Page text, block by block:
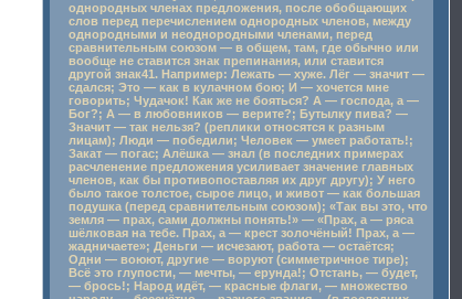
однородных членах предложения, после обобщающих
слов перед перечислением однородных членов, между
однородными и неоднородными членами, перед
сравнительным союзом — в общем, там, где обычно или
вообще не ставится знак препинания, или ставится
другой знак41. Например: Лежать — хуже. Лёг — значит —
сдался; Это — как в кулачном бою; И — хочется мне
говорить; Чудачок! Как же не бояться? А — господа, а —
Бог?; А — в любовников — верите?; Бутылку пива? —
Значит — так нельзя? (реплики относятся к разным
лицам); Люди — победили; Человек — умеет работать!;
Закат — погас; Алёшка — знал (в последних примерах
расчленение предложения усиливает значение главных
членов, как бы противопоставляя их друг другу); У него
было такое толстое, сырое лицо, и живот — как большая
подушка (перед сравнительным союзом); «Так вы это, что
земля — прах, сами должны понять!» — «Прах, а — ряса
шёлковая на тебе. Прах, а — крест золочёный! Прах, а —
жадничаете»; Деньги — исчезают, работа — остаётся;
Одни — воюют, другие — воруют (симметричное тире);
Всё это глупости, — мечты, — ерунда!; Отстань, — будет,
— брось!; Народ идёт, — красные флаги, — множество